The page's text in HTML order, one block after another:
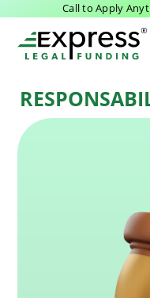
Call to Apply
Volver al
Glosario